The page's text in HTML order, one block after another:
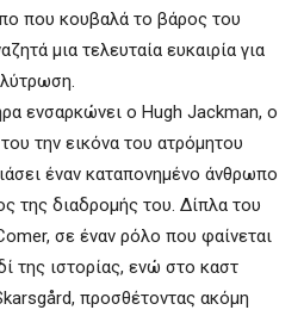
που κουβαλά το βάρος του
μια τελευταία ευκαιρία για
λύτρωση.
ενσαρκώνει ο Hugh Jackman, ο
την εικόνα του ατρόμητου
έναν καταπονημένο άνθρωπο
της διαδρομής του. Δίπλα του
σε έναν ρόλο που φαίνεται
της ιστορίας, ενώ στο καστ
προσθέτοντας ακόμη